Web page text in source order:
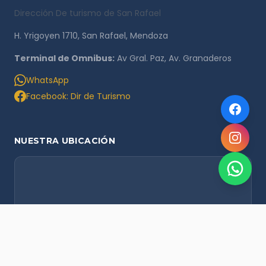
Dirección De turismo de San Rafael
H. Yrigoyen 1710, San Rafael, Mendoza
Terminal de Omnibus: Av Gral. Paz, Av. Granaderos
WhatsApp
Facebook: Dir de Turismo
NUESTRA UBICACIÓN